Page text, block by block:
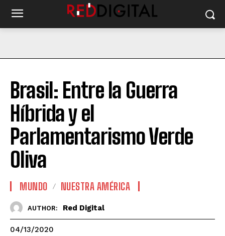
Brasil: Entre la Guerra
Híbrida y el
Parlamentarismo Verde
Oliva
MUNDO NUESTRA AMÉRICA
AUTHOR: Red Digital
04/13/2020